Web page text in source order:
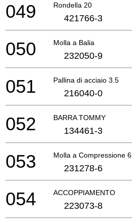
Rondella 20
049 421766-3
Molla a Balia
050 232050-9
Pallina di acciaio 3.5
051 216040-0
BARRA TOMMY
052 134461-3
Molla a Compressione 6
053 231278-6
ACCOPPIAMENTO
054 223073-8